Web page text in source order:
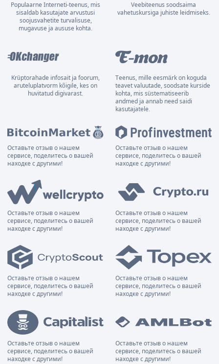
Populaarne Interneti-teenus, mis
sisaldab kasutajate arvustusi
soojusvahetite turvalisuse,
mugavuse ja aususe kohta.
Veebiteenus soodsaima
vahetuskursiga juhiste leidmiseks.
Krüptorahade infosait ja foorum,
aruteluplatvorm kõigile, kes on
huvitatud digivarast.
Teenus, mille eesmärk on koguda
teavet valuutade, soodsate kurside
kohta, mis süstematiseerib
andmed ja annab need saidi
kasutajatele.
Оставьте отзыв о нашем
сервисе, поделитесь о вашей
находке с другими!
Оставьте отзыв о нашем
сервисе, поделитесь о вашей
находке с другими!
Оставьте отзыв о нашем
сервисе, поделитесь о вашей
находке с другими!
Оставьте отзыв о нашем
сервисе, поделитесь о вашей
находке с другими!
Оставьте отзыв о нашем
сервисе, поделитесь о вашей
находке с другими!
Оставьте отзыв о нашем
сервисе, поделитесь о вашей
находке с другими!
Оставьте отзыв о нашем
сервисе, поделитесь о вашей
находке с другими!
Оставьте отзыв о нашем
сервисе, поделитесь о вашей
находке с другими!